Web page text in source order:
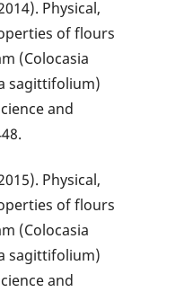
Physical,
of flours
(Colocasia
sagittifolium)
and
Physical,
of flours
(Colocasia
sagittifolium)
and